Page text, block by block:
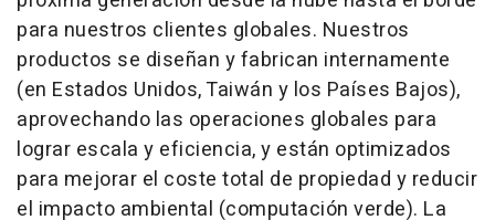
para nuestros clientes globales. Nuestros
productos se diseñan y fabrican internamente
(en Estados Unidos, Taiwán y los Países Bajos),
aprovechando las operaciones globales para
lograr escala y eficiencia, y están optimizados
para mejorar el coste total de propiedad y reducir
el impacto ambiental (computación verde). La